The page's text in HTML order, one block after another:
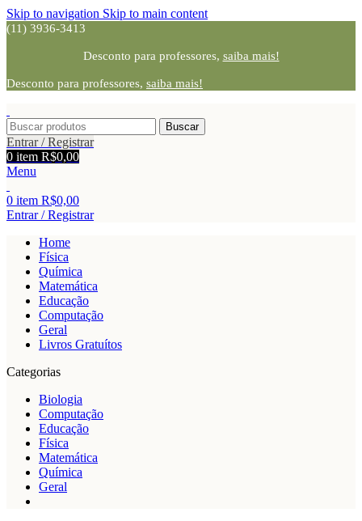
Skip to navigation Skip to main content
(11) 3936-3413
Desconto para professores, saiba mais!
Desconto para professores, saiba mais!
Buscar
Entrar / Registrar
0 item R$0,00
Menu
0 item R$0,00
Entrar / Registrar
Home
Física
Química
Matemática
Educação
Computação
Geral
Livros Gratuítos
Categorias
Biologia
Computação
Educação
Física
Matemática
Química
Geral